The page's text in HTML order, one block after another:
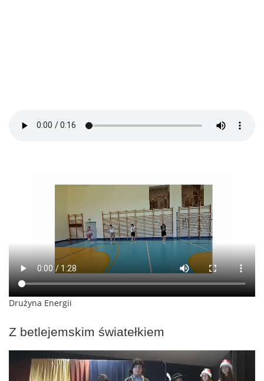
Drużyna Energii
Z betlejemskim światełkiem
Odtwarzacz